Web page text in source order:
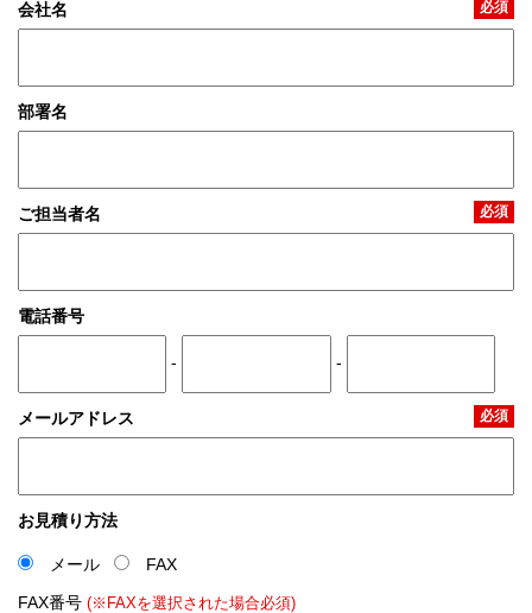
会社名 必須
部署名
ご担当者名 必須
電話番号
- -
メールアドレス 必須
お見積り方法
メール
FAX
FAX番号 (※FAXを選択された場合必須)